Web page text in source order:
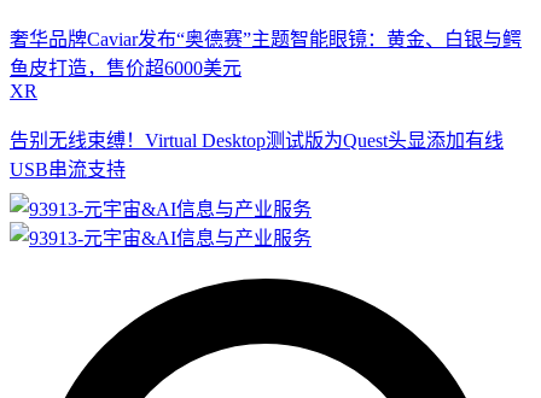
奢华品牌Caviar发布“奥德赛”主题智能眼镜：黄金、白银与鳄
鱼皮打造，售价超6000美元
XR
告别无线束缚！Virtual Desktop测试版为Quest头显添加有线
USB串流支持